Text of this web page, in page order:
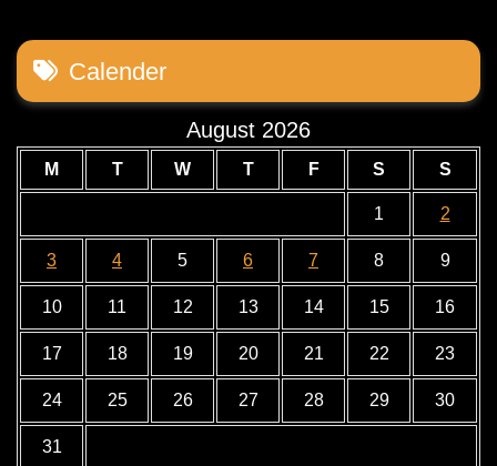
Calender
August 2026
M T W T F S S
1 2
3 4 5 6 7 8 9
10 11 12 13 14 15 16
17 18 19 20 21 22 23
24 25 26 27 28 29 30
31